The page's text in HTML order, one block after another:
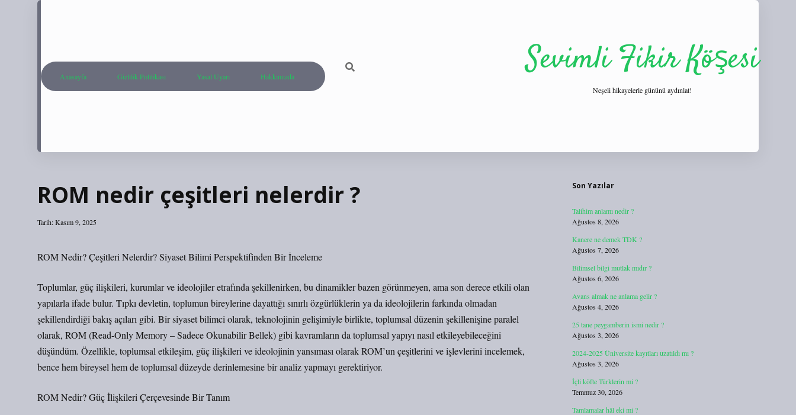
Anasayfa Gizlilik Politikası Yasal Uyarı Hakkımızda Sevimli Fikir Köşesi
Neşeli hikayelerle gününü aydınlat!
ROM nedir çeşitleri nelerdir ?
Tarih: Kasım 9, 2025
ROM Nedir? Çeşitleri Nelerdir? Siyaset Bilimi Perspektifinden Bir İnceleme
Toplumlar, güç ilişkileri, kurumlar ve ideolojiler etrafında şekillenirken, bu dinamikler bazen görünmeyen, ama son derece etkili olan
yapılarla ifade bulur. Tıpkı devletin, toplumun bireylerine dayattığı sınırlı özgürlüklerin ya da ideolojilerin farkında olmadan
şekillendirdiği bakış açıları gibi. Bir siyaset bilimci olarak, teknolojinin gelişimiyle birlikte, toplumsal düzenin şekillenişine paralel
olarak, ROM (Read-Only Memory – Sadece Okunabilir Bellek) gibi kavramların da toplumsal yapıyı nasıl etkileyebileceğini
düşündüm. Özellikle, toplumsal etkileşim, güç ilişkileri ve ideolojinin yansıması olarak ROM’un çeşitlerini ve işlevlerini incelemek,
bence hem bireysel hem de toplumsal düzeyde derinlemesine bir analiz yapmayı gerektiriyor.
ROM Nedir? Güç İlişkileri Çerçevesinde Bir Tanım
Son Yazılar
Talihim anlamı nedir ?
Ağustos 8, 2026
Kanere ne demek TDK ?
Ağustos 7, 2026
Bilimsel bilgi mutlak mıdır ?
Ağustos 6, 2026
Avans almak ne anlama gelir ?
Ağustos 4, 2026
25 tane peygamberin ismi nedir ?
Ağustos 3, 2026
2024-2025 Üniversite kayıtları uzatıldı mı ?
Ağustos 3, 2026
İçli köfte Türklerin mi ?
Temmuz 30, 2026
Tamlamalar hâl eki mi ?